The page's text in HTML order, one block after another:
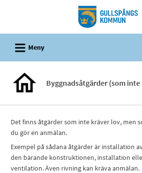
tjänster
Gullspångs
kommun
L Meny
Byggnadsåtgärder (som
Det finns åtgärder som inte kräver lov, men
du gör en anmälan.
Exempel på sådana åtgärder är installation
den bärande konstruktionen, installation
ventilation. Även rivning kan kräva anmälan.